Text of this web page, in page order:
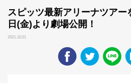
スピッツ最新アリーナツアー
日(金)より劇場公開！
2021.10.01